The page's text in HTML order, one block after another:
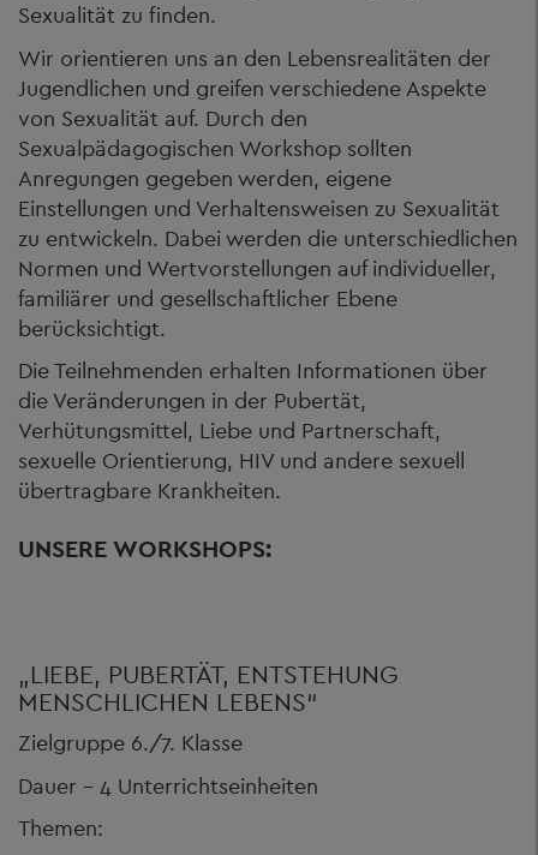
Sexualität zu finden.
Wir orientieren uns an den Lebensrealitäten der
Jugendlichen und greifen verschiedene Aspekte
von Sexualität auf. Durch den
Sexualpädagogischen Workshop sollten
Anregungen gegeben werden, eigene
Einstellungen und Verhaltensweisen zu Sexualität
zu entwickeln. Dabei werden die unterschiedlichen
Normen und Wertvorstellungen auf individueller,
familiärer und gesellschaftlicher Ebene
berücksichtigt.
Die Teilnehmenden erhalten Informationen über
die Veränderungen in der Pubertät,
Verhütungsmittel, Liebe und Partnerschaft,
sexuelle Orientierung, HIV und andere sexuell
übertragbare Krankheiten.
UNSERE WORKSHOPS:
„LIEBE, PUBERTÄT, ENTSTEHUNG
MENSCHLICHEN LEBENS“
Zielgruppe 6./7. Klasse
Dauer – 4 Unterrichtseinheiten
Themen: